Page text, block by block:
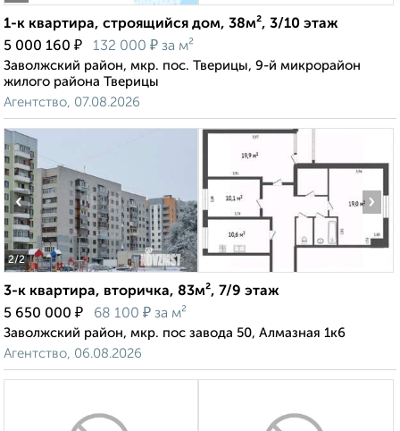
1-к квартира, строящийся дом, 38м², 3/10 этаж
5 000 160 ₽ 132 000 ₽ за м²
Заволжский район, мкр. пос. Тверицы, 9-й микрорайон
жилого района Тверицы
Агентство, 07.08.2026
2/2
‹ ›
3-к квартира, вторичка, 83м², 7/9 этаж
5 650 000 ₽ 68 100 ₽ за м²
Заволжский район, мкр. пос завода 50, Алмазная 1к6
Агентство, 06.08.2026